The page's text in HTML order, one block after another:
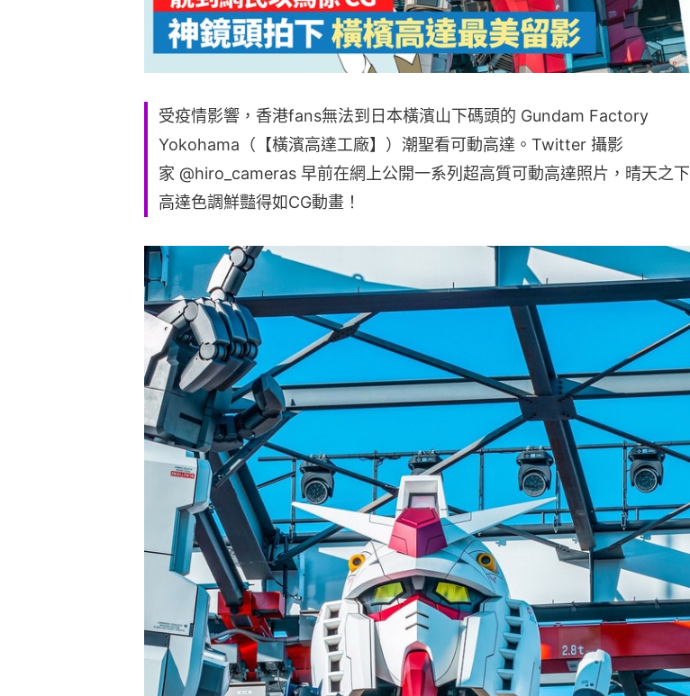
受疫情影響，香港fans無法到日本橫濱山下碼頭的 Gundam Factory
Yokohama（【橫濱高達工廠】）潮聖看可動高達。Twitter 攝影
家 @hiro_cameras 早前在網上公開一系列超高質可動高達照片，晴天之下
高達色調鮮豔得如CG動畫！